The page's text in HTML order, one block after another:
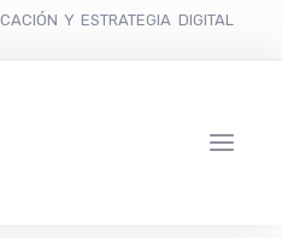
Y ESTRATEGIA DIGITAL